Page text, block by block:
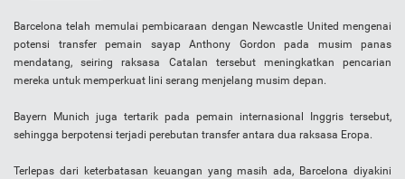
Barcelona telah memulai pembicaraan dengan Newcastle United mengenai
potensi transfer pemain sayap Anthony Gordon pada musim panas
mendatang, seiring raksasa Catalan tersebut meningkatkan pencarian
mereka untuk memperkuat lini serang menjelang musim depan.
Bayern Munich juga tertarik pada pemain internasional Inggris tersebut,
sehingga berpotensi terjadi perebutan transfer antara dua raksasa Eropa.
Terlepas dari keterbatasan keuangan yang masih ada, Barcelona diyakini